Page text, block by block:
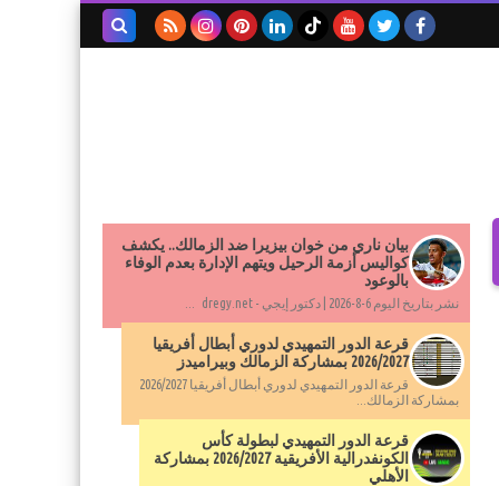
بيان ناري من خوان بيزيرا ضد الزمالك.. يكشف
كواليس أزمة الرحيل ويتهم الإدارة بعدم الوفاء
بالوعود
نشر بتاريخ اليوم 6-8-2026 | دكتور إيجي - dregy.net ...
قرعة الدور التمهيدي لدوري أبطال أفريقيا
2026/2027 بمشاركة الزمالك وبيراميدز
قرعة الدور التمهيدي لدوري أبطال أفريقيا 2026/2027
بمشاركة الزمالك...
قرعة الدور التمهيدي لبطولة كأس
الكونفدرالية الأفريقية 2026/2027 بمشاركة
الأهلي